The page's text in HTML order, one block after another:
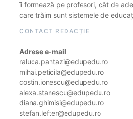
îi formează pe profesori, cât de
care trăim sunt sistemele de
CONTACT REDACȚIE
Adrese e-mail
raluca.pantazi@edupedu.ro
mihai.peticila@edupedu.ro
costin.ionescu@edupedu.ro
alexa.stanescu@edupedu.ro
diana.ghimisi@edupedu.ro
stefan.lefter@edupedu.ro